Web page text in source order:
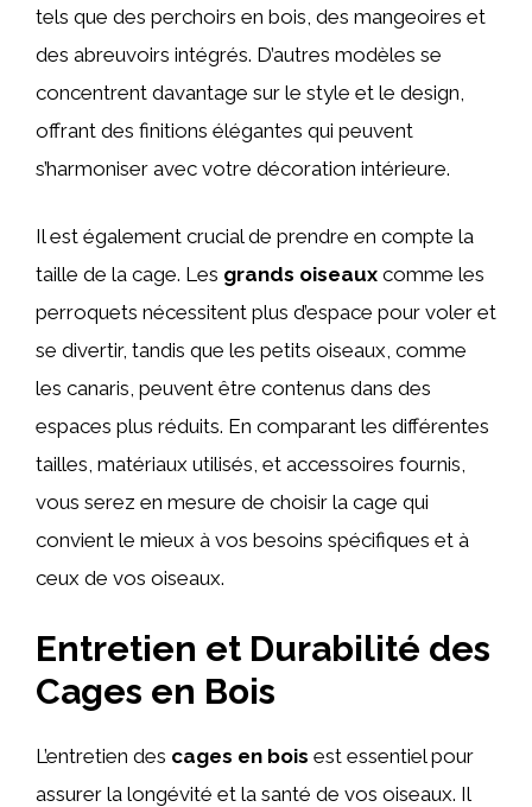
tels que des perchoirs en bois, des mangeoires et
des abreuvoirs intégrés. D’autres modèles se
concentrent davantage sur le style et le design,
offrant des finitions élégantes qui peuvent
s’harmoniser avec votre décoration intérieure.
Il est également crucial de prendre en compte la
taille de la cage. Les grands oiseaux comme les
perroquets nécessitent plus d’espace pour voler et
se divertir, tandis que les petits oiseaux, comme
les canaris, peuvent être contenus dans des
espaces plus réduits. En comparant les différentes
tailles, matériaux utilisés, et accessoires fournis,
vous serez en mesure de choisir la cage qui
convient le mieux à vos besoins spécifiques et à
ceux de vos oiseaux.
Entretien et Durabilité des
Cages en Bois
L’entretien des cages en bois est essentiel pour
assurer la longévité et la santé de vos oiseaux. Il